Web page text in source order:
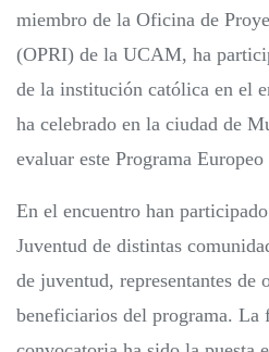
miembro de la Oficina de
(OPRI) de la UCAM, ha
de la institución católica en el
ha celebrado en la ciudad de
evaluar este Programa
En el encuentro han
Juventud de distintas
de juventud, representantes de
beneficiarios del programa. La